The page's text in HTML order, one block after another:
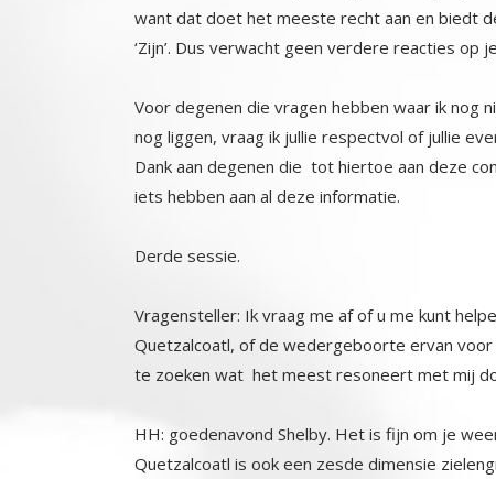
‘Zijn’. Dus verwacht geen verdere reacties
Voor degenen die vragen hebben waar ik
nog liggen, vraag ik jullie respectvol of jullie
Dank aan degenen die tot hiertoe aan deze
iets hebben aan al deze informatie.
Derde sessie.
Vragensteller: Ik vraag me af of u me kunt
Quetzalcoatl, of de wedergeboorte ervan voor
te zoeken wat het meest resoneert met mij
HH: goedenavond Shelby. Het is fijn om je
Quetzalcoatl is ook een zesde dimensie
titel amuseren. Wetend dat Meesterschap
beschrijven als dat we een bepaalde
je weer helemaal bent ondergedompeld
we kunnen in plaats daarvan er voor kiezen